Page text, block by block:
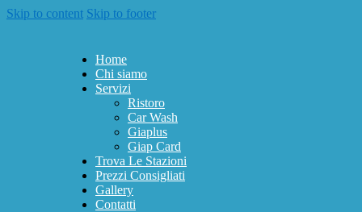
Skip to content Skip to footer
Home
Chi siamo
Servizi
Ristoro
Car Wash
Giaplus
Giap Card
Trova Le Stazioni
Prezzi Consigliati
Gallery
Contatti